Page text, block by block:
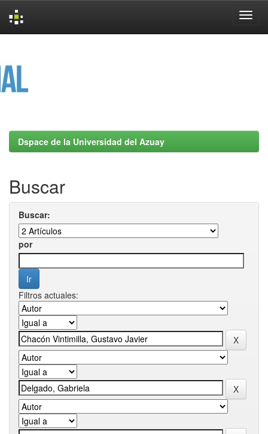
Dspace de la Universidad del Azuay
Buscar
Buscar:
por
Filtros actuales: